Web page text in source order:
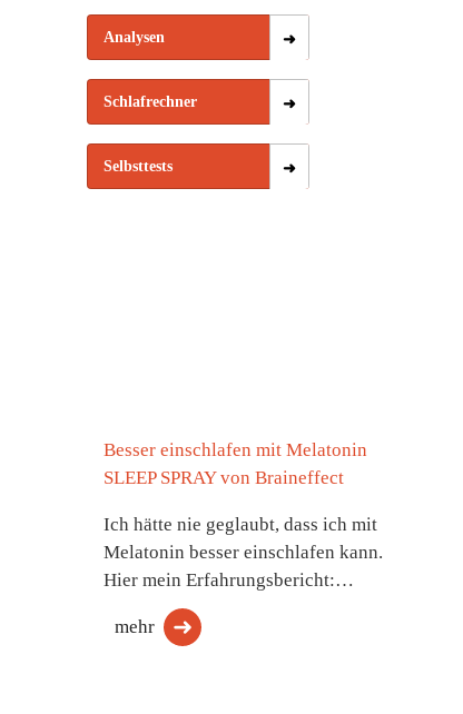
Analysen
Schlafrechner
Selbsttests
Besser einschlafen mit Melatonin
SLEEP SPRAY von Braineffect
Ich hätte nie geglaubt, dass ich mit
Melatonin besser einschlafen kann.
Hier mein Erfahrungsbericht:…
mehr